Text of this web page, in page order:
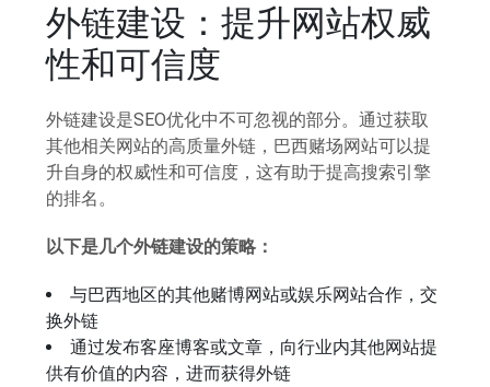
外链建设：提升网站权威
性和可信度
外链建设是SEO优化中不可忽视的部分。通过获取
其他相关网站的高质量外链，巴西赌场网站可以提
升自身的权威性和可信度，这有助于提高搜索引擎
的排名。
以下是几个外链建设的策略：
与巴西地区的其他赌博网站或娱乐网站合作，交
换外链
通过发布客座博客或文章，向行业内其他网站提
供有价值的内容，进而获得外链